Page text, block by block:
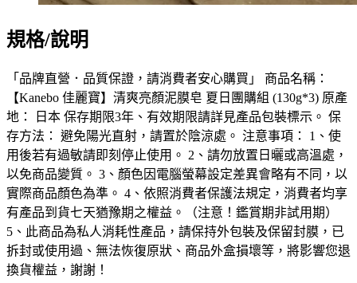
規格/說明
「品牌直營．品質保證，請消費者安心購買」 商品名稱：
【Kanebo 佳麗寶】清爽亮顏泥膜皂 夏日團購組 (130g*3) 原產
地： 日本 保存期限3年、有效期限請詳見產品包裝標示。 保
存方法： 避免陽光直射，請置於陰涼處。 注意事項： 1、使
用後若有過敏請即刻停止使用。 2、請勿放置日曬或高溫處，
以免商品變質。 3、顏色因電腦螢幕設定差異會略有不同，以
實際商品顏色為準。 4、依照消費者保護法規定，消費者均享
有產品到貨七天猶豫期之權益。（注意！鑑賞期非試用期）
5、此商品為私人消耗性產品，請保持外包裝及保留封膜，已
拆封或使用過、無法恢復原狀、商品外盒損壞等，將影響您退
換貨權益，謝謝！